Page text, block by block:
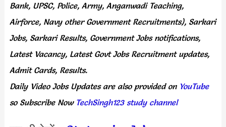
Bank, UPSC, Police, Army, Anganwadi Teaching,
Airforce, Navy other Government Recruitments), Sarkari
Jobs, Sarkari Results, Government Jobs notifications,
Latest Vacancy, Latest Govt Jobs Recruitment updates,
Admit Cards, Results.
Daily Video Jobs Updates are also provided onYouTube
so Subscribe Now TechSingh123 study channel